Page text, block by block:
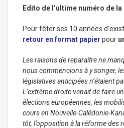
Edito de l’ultime numéro de
Pour fêter ses 10 années
retour en format papier pour
Les raisons de reparaître ne
nous commencions à y songer,
législatives anticipées n’étaient
L’extrême droite venait de faire
élections européennes, les
cours en Nouvelle-Calédonie-
tôt, l’opposition à la réforme des